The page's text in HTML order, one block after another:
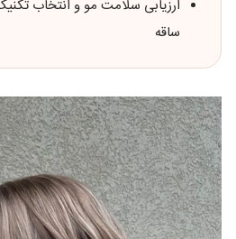
ارزیابی سلامت مو و انتخاب
ساقه